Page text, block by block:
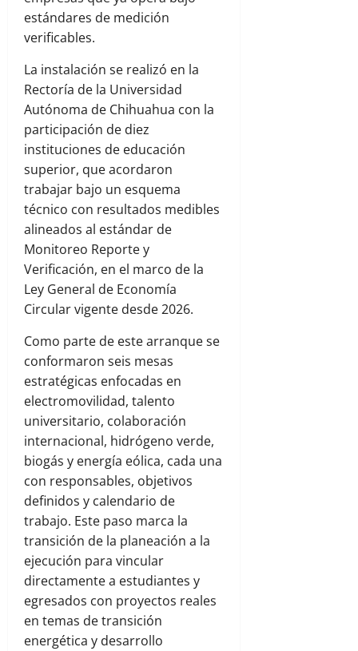
estándares de medición
verificables.
La instalación se realizó en la
Rectoría de la Universidad
Autónoma de Chihuahua con la
participación de diez
instituciones de educación
superior, que acordaron
trabajar bajo un esquema
técnico con resultados medibles
alineados al estándar de
Monitoreo Reporte y
Verificación, en el marco de la
Ley General de Economía
Circular vigente desde 2026.
Como parte de este arranque se
conformaron seis mesas
estratégicas enfocadas en
electromovilidad, talento
universitario, colaboración
internacional, hidrógeno verde,
biogás y energía eólica, cada una
con responsables, objetivos
definidos y calendario de
trabajo. Este paso marca la
transición de la planeación a la
ejecución para vincular
directamente a estudiantes y
egresados con proyectos reales
en temas de transición
energética y desarrollo